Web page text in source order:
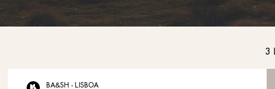
Denim
Óculos de
3
BA&SH - LISBOA